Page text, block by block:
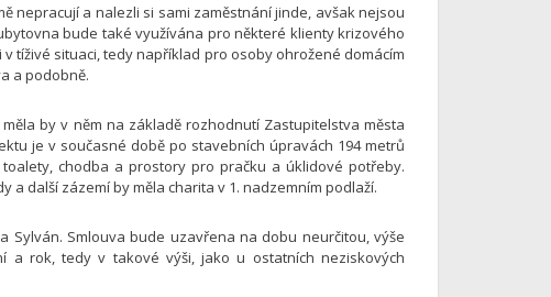
nepracují a nalezli si sami zaměstnání jinde, avšak nejsou
bude také využívána pro některé klienty krizového
tíživé situaci, tedy například pro osoby ohrožené domácím
a podobně.
by v něm na základě rozhodnutí Zastupitelstva města
je v současné době po stavebních úpravách 194 metrů
chodba a prostory pro pračku a úklidové potřeby.
další zázemí by měla charita v 1. nadzemním podlaží.
Smlouva bude uzavřena na dobu neurčitou, výše
a rok, tedy v takové výši, jako u ostatních neziskových